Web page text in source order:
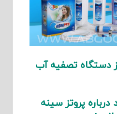
دستگاه تصفیه آب
درباره پروتز سینه